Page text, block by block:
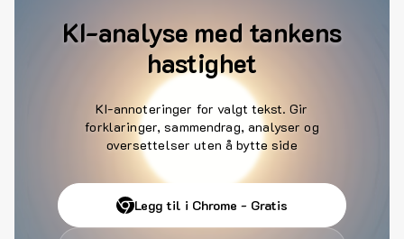
KI-analyse med tankens
hastighet
KI-annoteringer for valgt tekst. Gir
forklaringer, sammendrag, analyser og
oversettelser uten å bytte side
Legg til i Chrome - Gratis